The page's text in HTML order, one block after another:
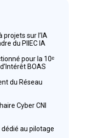
projets sur l’IA
du PIIEC IA
pour la 10ᵉ
BOAS
du Réseau
Cyber CNI
dédié au pilotage